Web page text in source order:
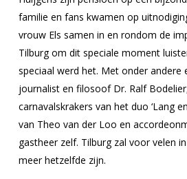
familie en fans kwamen op
vrouw Els samen in en rondom de
Tilburg om dit speciale moment
speciaal werd het. Met onder andere
journalist en filosoof Dr. Ralf
carnavalskrakers van het duo ‘Lang
van Theo van der Loo en
gastheer zelf. Tilburg zal voor velen
meer hetzelfde zijn.